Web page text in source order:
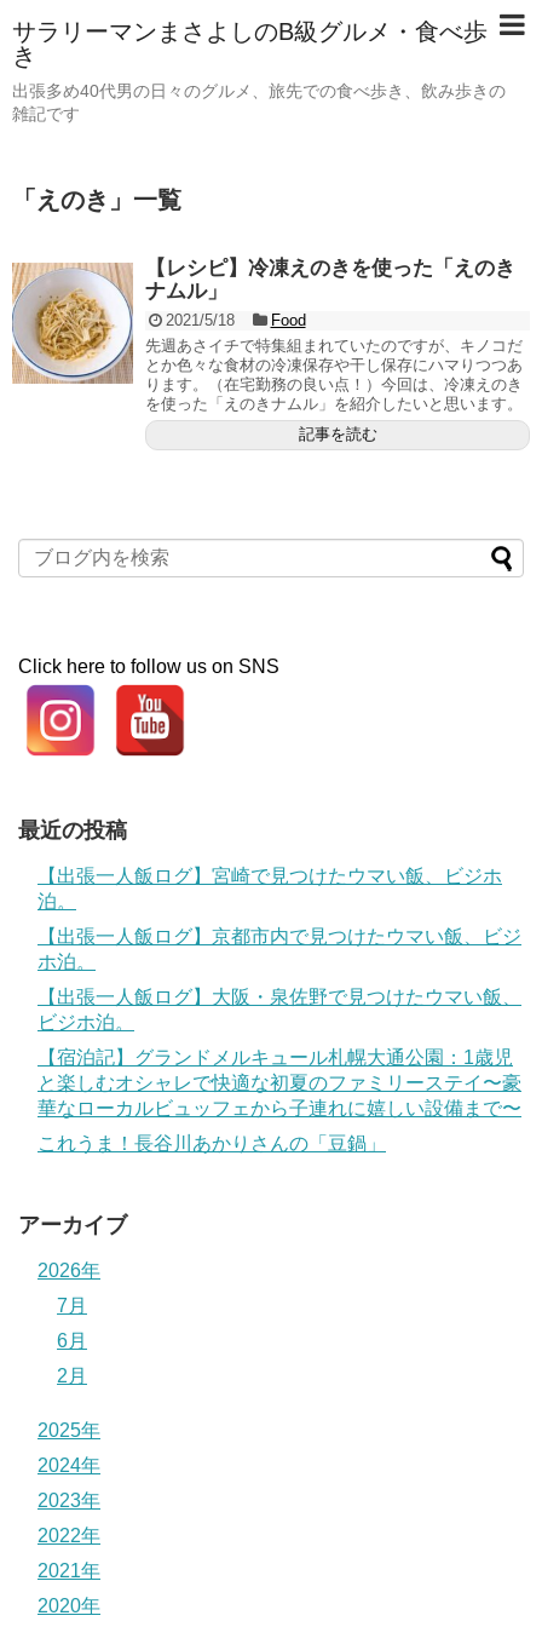
サラリーマンまさよしのB級グルメ・食べ歩
き
出張多め40代男の日々のグルメ、旅先での食べ歩き、飲み歩きの
雑記です
「 えのき 」 一覧
【レシピ】冷凍えのきを使った「えのき
ナムル」
2021/5/18
Food
先週あさイチで特集組まれていたのですが、キノコだ
とか色々な食材の冷凍保存や干し保存にハマりつつあ
ります。（在宅勤務の良い点！）今回は、冷凍えのき
を使った「えのきナムル」を紹介したいと思います。
記事を読む
Click here to follow us on SNS
最近の投稿
【出張一人飯ログ】宮崎で見つけたウマい飯、ビジホ
泊。
【出張一人飯ログ】京都市内で見つけたウマい飯、ビジ
ホ泊。
【出張一人飯ログ】大阪・泉佐野で見つけたウマい飯、
ビジホ泊。
【宿泊記】グランドメルキュール札幌大通公園：1歳児
と楽しむオシャレで快適な初夏のファミリーステイ〜豪
華なローカルビュッフェから子連れに嬉しい設備まで〜
これうま！長谷川あかりさんの「豆鍋」
アーカイブ
2026年
7月
6月
2月
2025年
2024年
2023年
2022年
2021年
2020年